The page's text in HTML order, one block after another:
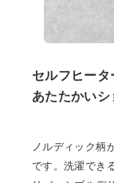
セルフヒータ
あたたかい
ノルディック柄
です。洗濯でき